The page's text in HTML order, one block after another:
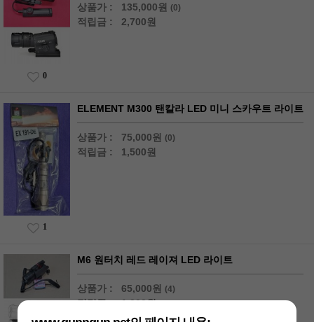
상품가 : 135,000원 (0)
적립금 : 2,700원
0
ELEMENT M300 탠칼라 LED 미니 스카우트 라이트
상품가 : 75,000원 (0)
적립금 : 1,500원
1
M6 원터치 레드 레이져 LED 라이트
상품가 : 65,000원 (4)
적립금 : 1,300원